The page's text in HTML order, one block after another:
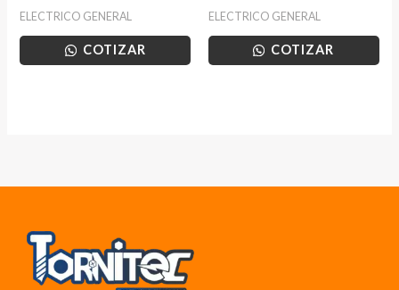
ELECTRICO GENERAL
COTIZAR
ELECTRICO GENERAL
COTIZAR